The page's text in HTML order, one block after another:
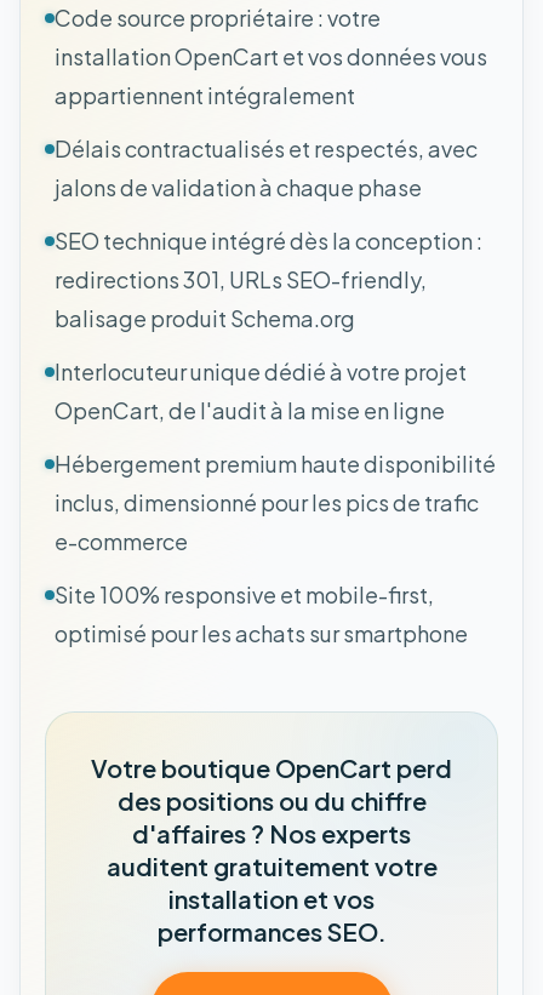
Code source propriétaire : votre
installation OpenCart et vos données vous
appartiennent intégralement
Délais contractualisés et respectés, avec
jalons de validation à chaque phase
SEO technique intégré dès la conception :
redirections 301, URLs SEO-friendly,
balisage produit Schema.org
Interlocuteur unique dédié à votre projet
OpenCart, de l'audit à la mise en ligne
Hébergement premium haute disponibilité
inclus, dimensionné pour les pics de trafic
e-commerce
Site 100% responsive et mobile-first,
optimisé pour les achats sur smartphone
Votre boutique OpenCart perd
des positions ou du chiffre
d'affaires ? Nos experts
auditent gratuitement votre
installation et vos
performances SEO.